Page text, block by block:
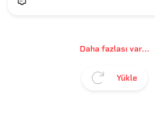
Daha fazlası var...
Yükle